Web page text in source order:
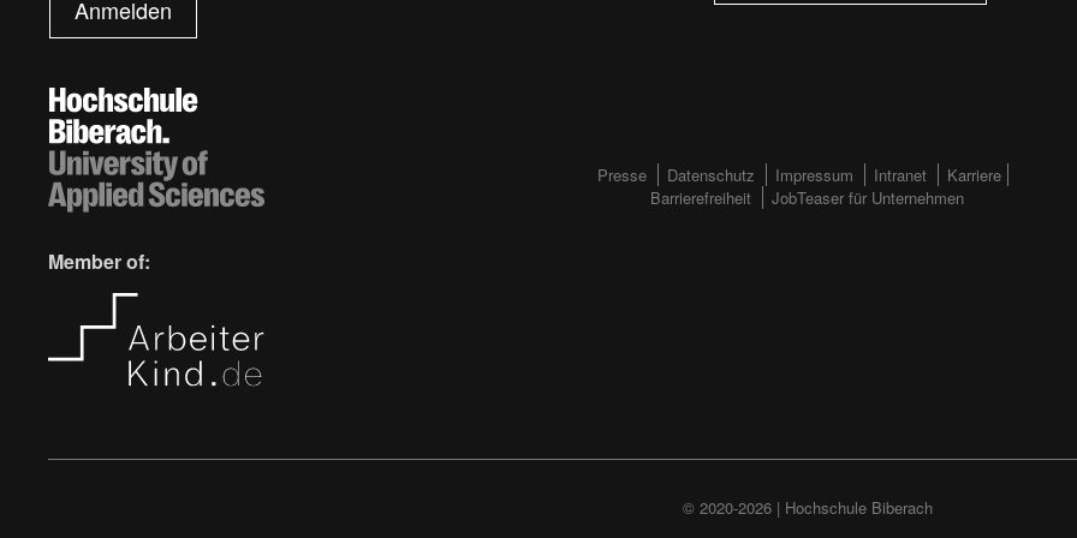
Anmelden
Member of:
FOOTERMENÜ
(HAUPTSEITE)
Presse Datenschutz Impressum Intranet
Karriere
Barrierefreiheit
JobTeaser für Unternehmen
© 2020-2026 | Hochschule Biberach